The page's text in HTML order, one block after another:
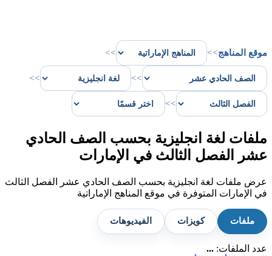
موقع المناهج>>
>>
>>
>>
>>
ملفات لغة انجليزية بحسب الصف الحادي
عشر الفصل الثالث في الإمارات
عرض ملفات لغة انجليزية بحسب الصف الحادي عشر الفصل الثالث
في الإمارات المتوفرة في موقع المناهج الإماراتية
ملفات كويزات الفيديوهات
عدد الملفات: ...